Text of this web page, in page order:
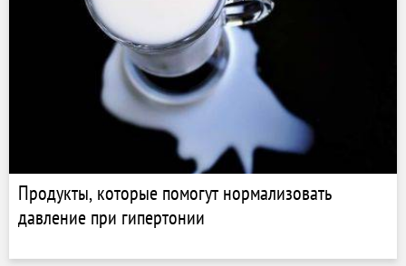
Продукты, которые помогут нормализовать
давление при гипертонии